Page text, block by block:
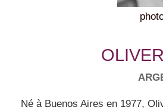
Né à Buenos Aires en 1977,